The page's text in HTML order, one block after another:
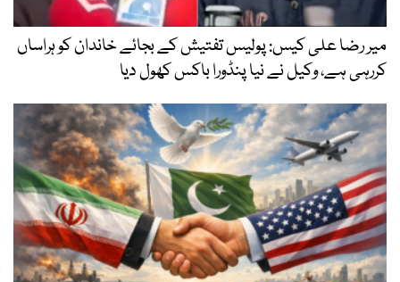
میر رضا علی کیس: پولیس تفتیش کے بجائے خاندان کو ہراساں
کررہی ہے، وکیل نے نیا پنڈورا باکس کھول دیا